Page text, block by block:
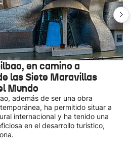
en camino a
las Siete Maravillas
Mundo
además de ser una obra
ha permitido situar a
internacional y ha tenido una
en el desarrollo turístico,